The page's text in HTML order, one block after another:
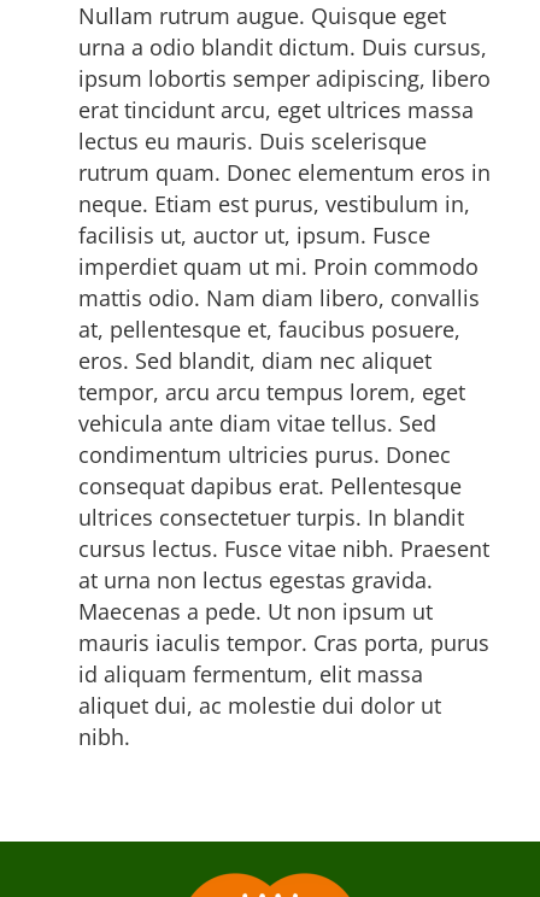
Nullam rutrum augue. Quisque eget
urna a odio blandit dictum. Duis cursus,
ipsum lobortis semper adipiscing, libero
erat tincidunt arcu, eget ultrices massa
lectus eu mauris. Duis scelerisque
rutrum quam. Donec elementum eros in
neque. Etiam est purus, vestibulum in,
facilisis ut, auctor ut, ipsum. Fusce
imperdiet quam ut mi. Proin commodo
mattis odio. Nam diam libero, convallis
at, pellentesque et, faucibus posuere,
eros. Sed blandit, diam nec aliquet
tempor, arcu arcu tempus lorem, eget
vehicula ante diam vitae tellus. Sed
condimentum ultricies purus. Donec
consequat dapibus erat. Pellentesque
ultrices consectetuer turpis. In blandit
cursus lectus. Fusce vitae nibh. Praesent
at urna non lectus egestas gravida.
Maecenas a pede. Ut non ipsum ut
mauris iaculis tempor. Cras porta, purus
id aliquam fermentum, elit massa
aliquet dui, ac molestie dui dolor ut
nibh.